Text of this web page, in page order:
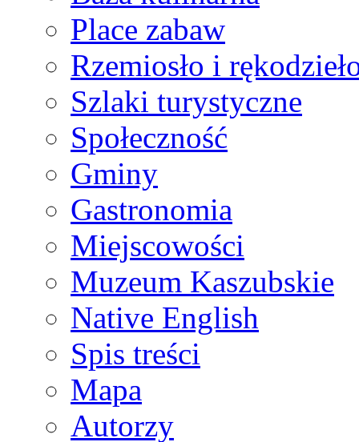
Place zabaw
Rzemiosło i
Szlaki turystyczne
Społeczność
Gminy
Gastronomia
Miejscowości
Muzeum Kaszubskie
Native English
Spis treści
Mapa
Autorzy